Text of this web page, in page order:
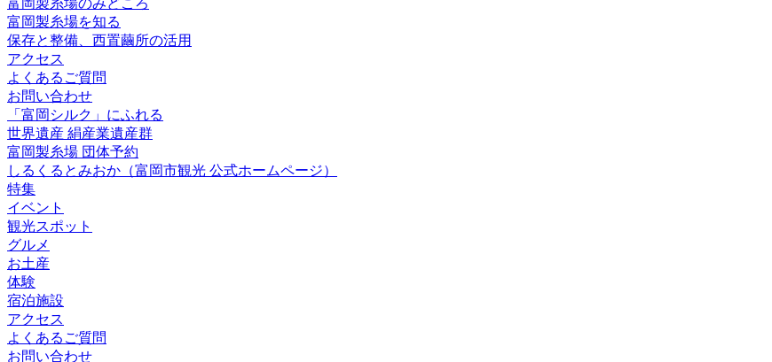
富岡製糸場のみどころ
富岡製糸場を知る
保存と整備、西置繭所の活用
アクセス
よくあるご質問
お問い合わせ
「富岡シルク」にふれる
世界遺産 絹産業遺産群
富岡製糸場 団体予約
しるくるとみおか （富岡市観光 公式ホームページ）
特集
イベント
観光スポット
グルメ
お土産
体験
宿泊施設
アクセス
よくあるご質問
お問い合わせ